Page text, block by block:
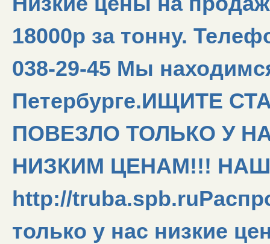
18000р за тонну.
038-29-45 Мы
Петербурге.ИЩИТЕ
ПОВЕЗЛО ТОЛЬКО У
НИЗКИМ ЦЕНАМ!!!
http://
только у нас низкие